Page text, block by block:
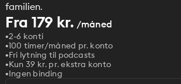
familien.
Fra 179 kr. /måned
2-6 konti
100 timer/måned pr. konto
Fri lytning til podcasts
Kun 39 kr. pr. ekstra konto
Ingen binding